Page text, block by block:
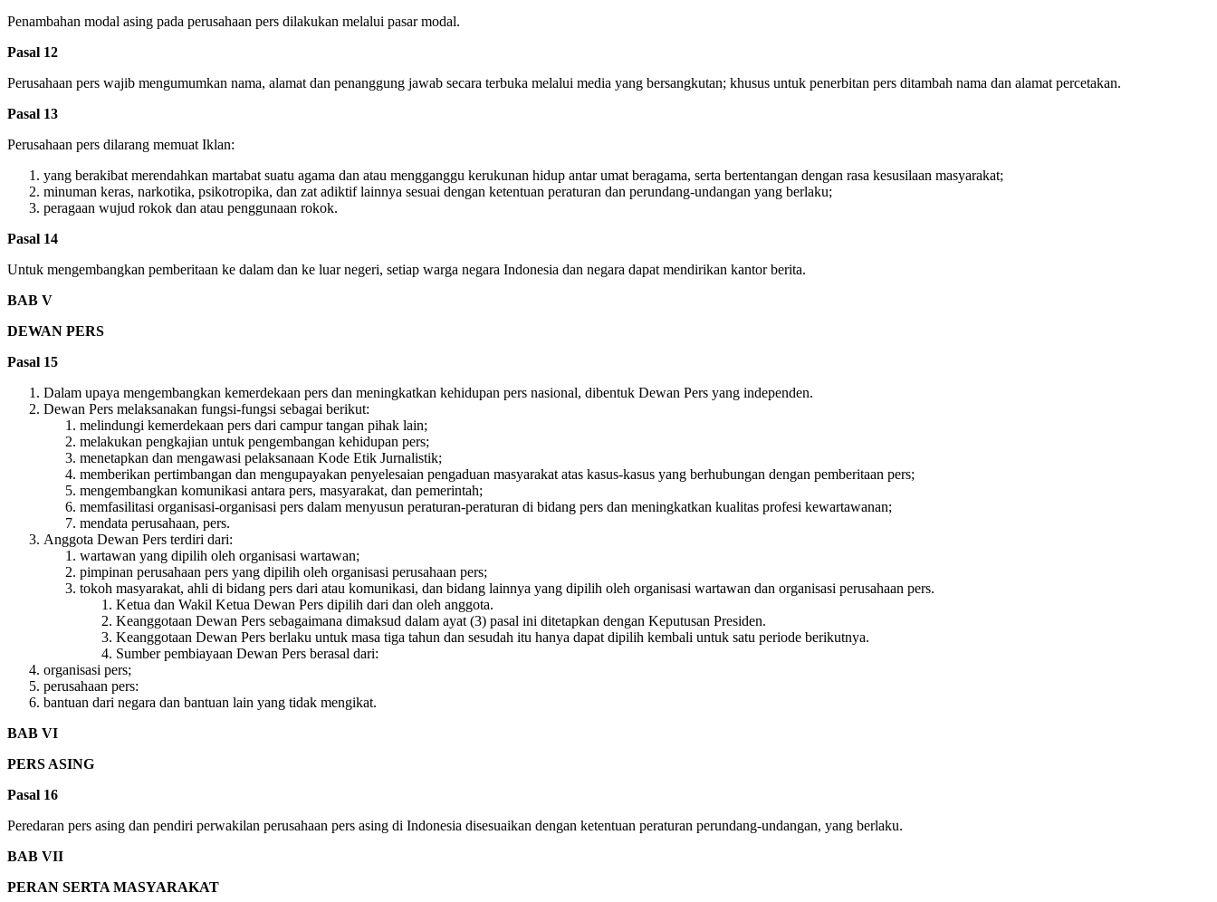
Penambahan modal asing pada perusahaan pers dilakukan melalui pasar modal.
Pasal 12
Perusahaan pers wajib mengumumkan nama, alamat dan penanggung jawab secara terbuka melalui media yang bersangkutan; khusus untuk penerbitan pers ditambah nama dan alamat percetakan.
Pasal 13
Perusahaan pers dilarang memuat Iklan:
yang berakibat merendahkan martabat suatu agama dan atau mengganggu kerukunan hidup antar umat beragama, serta bertentangan dengan rasa kesusilaan masyarakat;
minuman keras, narkotika, psikotropika, dan zat adiktif lainnya sesuai dengan ketentuan peraturan dan perundang-undangan yang berlaku;
peragaan wujud rokok dan atau penggunaan rokok.
Pasal 14
Untuk mengembangkan pemberitaan ke dalam dan ke luar negeri, setiap warga negara Indonesia dan negara dapat mendirikan kantor berita.
BAB V
DEWAN PERS
Pasal 15
Dalam upaya mengembangkan kemerdekaan pers dan meningkatkan kehidupan pers nasional, dibentuk Dewan Pers yang independen.
Dewan Pers melaksanakan fungsi-fungsi sebagai berikut:
melindungi kemerdekaan pers dari campur tangan pihak lain;
melakukan pengkajian untuk pengembangan kehidupan pers;
menetapkan dan mengawasi pelaksanaan Kode Etik Jurnalistik;
memberikan pertimbangan dan mengupayakan penyelesaian pengaduan masyarakat atas kasus-kasus yang berhubungan dengan pemberitaan pers;
mengembangkan komunikasi antara pers, masyarakat, dan pemerintah;
memfasilitasi organisasi-organisasi pers dalam menyusun peraturan-peraturan di bidang pers dan meningkatkan kualitas profesi kewartawanan;
mendata perusahaan, pers.
Anggota Dewan Pers terdiri dari:
wartawan yang dipilih oleh organisasi wartawan;
pimpinan perusahaan pers yang dipilih oleh organisasi perusahaan pers;
tokoh masyarakat, ahli di bidang pers dari atau komunikasi, dan bidang lainnya yang dipilih oleh organisasi wartawan dan organisasi perusahaan pers.
Ketua dan Wakil Ketua Dewan Pers dipilih dari dan oleh anggota.
Keanggotaan Dewan Pers sebagaimana dimaksud dalam ayat (3) pasal ini ditetapkan dengan Keputusan Presiden.
Keanggotaan Dewan Pers berlaku untuk masa tiga tahun dan sesudah itu hanya dapat dipilih kembali untuk satu periode berikutnya.
Sumber pembiayaan Dewan Pers berasal dari:
organisasi pers;
perusahaan pers:
bantuan dari negara dan bantuan lain yang tidak mengikat.
BAB VI
PERS ASING
Pasal 16
Peredaran pers asing dan pendiri perwakilan perusahaan pers asing di Indonesia disesuaikan dengan ketentuan peraturan perundang-undangan, yang berlaku.
BAB VII
PERAN SERTA MASYARAKAT